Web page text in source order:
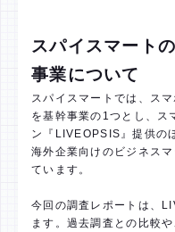
スパイスマート
事業について
スパイスマートでは、ス
を基幹事業の1つとし、ス
ン『LIVEOPSIS』提供の
海外企業向けのビジネス
ています。
今回の調査レポートは、
ます。過去調査との比較